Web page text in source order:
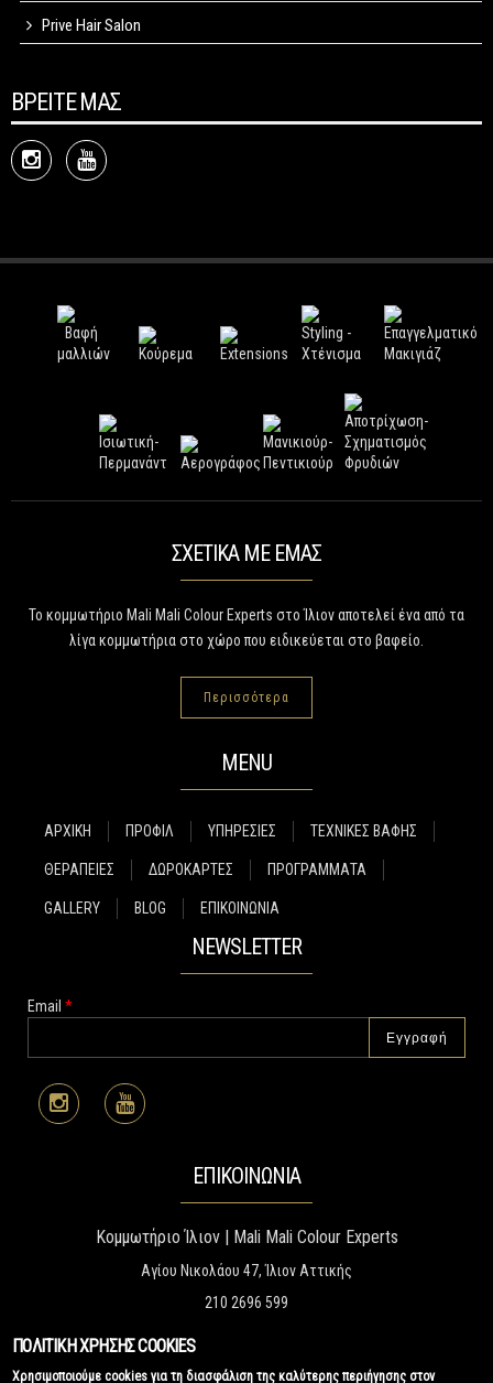
Prive Hair Salon
ΒΡΕΙΤΕ ΜΑΣ
ΣΧΕΤΙΚΑ ΜΕ ΕΜΑΣ
Το κομμωτήριο Mali Mali Colour Experts στο Ίλιον αποτελεί ένα από τα
λίγα κομμωτήρια στο χώρο που ειδικεύεται στο βαφείο.
Περισσότερα
MENU
ΑΡΧΙΚΗ ΠΡΟΦΙΛ ΥΠΗΡΕΣΙΕΣ ΤΕΧΝΙΚΕΣ ΒΑΦΗΣ
ΘΕΡΑΠΕΙΕΣ ΔΩΡΟΚΑΡΤΕΣ ΠΡΟΓΡΑΜΜΑΤΑ
GALLERY BLOG ΕΠΙΚΟΙΝΩΝΙΑ
NEWSLETTER
Email *
ΕΠΙΚΟΙΝΩΝΙΑ
Κομμωτήριο Ίλιον | Mali Mali Colour Experts
Αγίου Νικολάου 47, Ίλιον Αττικής
210 2696 599
malimaliexpression@gmail.com
ΠΟΛΙΤΙΚΗ ΧΡΗΣΗΣ COOKIES
Χρησιμοποιούμε cookies για τη διασφάλιση της καλύτερης περιήγησης στον